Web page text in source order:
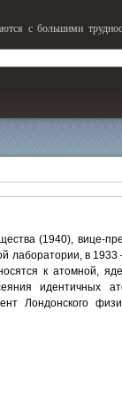
с большими
(1940), вице-
лаборатории, в
к атомной,
идентичных
Лондонского